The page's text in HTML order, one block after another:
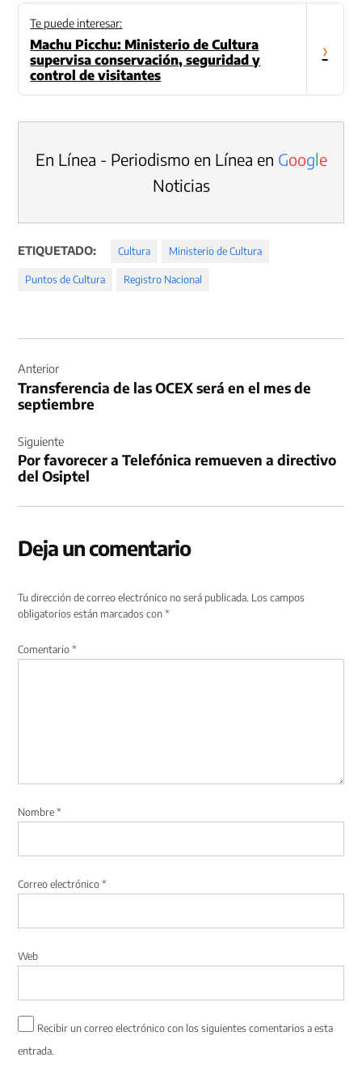
Te puede interesar:
Machu Picchu: Ministerio de Cultura
supervisa conservación, seguridad y
control de visitantes
›
En Línea - Periodismo en Línea en Google
Noticias
ETIQUETADO: Cultura Ministerio de Cultura
Puntos de Cultura Registro Nacional
de
entradas
Anterior
Transferencia de las OCEX será en el mes de
septiembre
Siguiente
Por favorecer a Telefónica remueven a directivo
del Osiptel
Deja un comentario
Tu dirección de correo electrónico no será publicada. Los campos
obligatorios están marcados con*
Comentario*
Nombre*
Correo electrónico*
Web
Recibir un correo electrónico con los siguientes comentarios a esta
entrada.